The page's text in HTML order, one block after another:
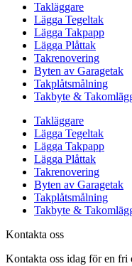
Takläggare
Lägga Tegeltak
Lägga Takpapp
Lägga Plåttak
Takrenovering
Byten av Garagetak
Takplåtsmålning
Takbyte &
Takläggare
Lägga Tegeltak
Lägga Takpapp
Lägga Plåttak
Takrenovering
Byten av Garagetak
Takplåtsmålning
Takbyte &
Kontakta oss
Kontakta oss idag för en fri